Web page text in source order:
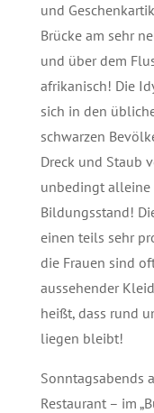
und
Brücke am sehr
und über dem
afrikanisch! Die
sich in den
schwarzen
Dreck und Staub
unbedingt alleine
Bildungsstand!
einen teils sehr
die Frauen sind
aussehender
heißt, dass rund
liegen bleibt!
Sonntagsabends
Restaurant – im